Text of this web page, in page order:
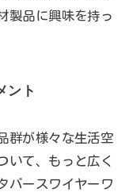
製品に興味を持っ
ント
群が様々な生活空
いて、もっと広く
バースワイヤーワ